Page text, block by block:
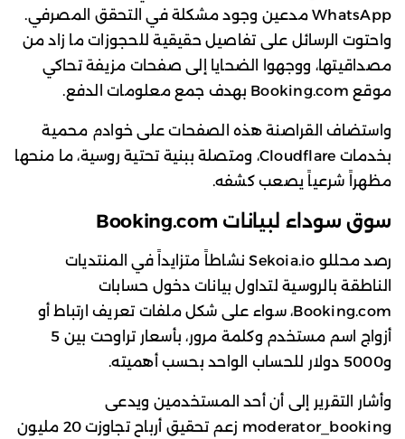
WhatsApp مدعين وجود مشكلة في التحقق المصرفي.
واحتوت الرسائل على تفاصيل حقيقية للحجوزات ما زاد من
مصداقيتها، ووجهوا الضحايا إلى صفحات مزيفة تحاكي
موقع Booking.com بهدف جمع معلومات الدفع.
واستضاف القراصنة هذه الصفحات على خوادم محمية
بخدمات Cloudflare، ومتصلة ببنية تحتية روسية، ما منحها
مظهراً شرعياً يصعب كشفه.
سوق سوداء لبيانات Booking.com
رصد محللو Sekoia.io نشاطاً متزايداً في المنتديات
الناطقة بالروسية لتداول بيانات دخول حسابات
Booking.com، سواء على شكل ملفات تعريف ارتباط أو
أزواج اسم مستخدم وكلمة مرور، بأسعار تراوحت بين 5
و5000 دولار للحساب الواحد بحسب أهميته.
وأشار التقرير إلى أن أحد المستخدمين ويدعى
moderator_booking زعم تحقيق أرباح تجاوزت 20 مليون